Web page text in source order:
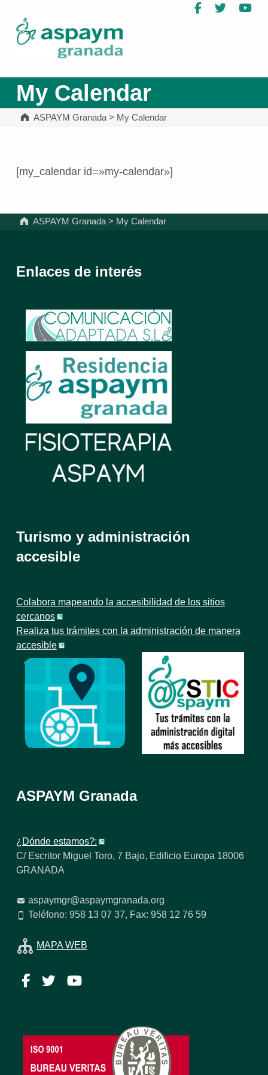
Facebook
Twitter
My Calendar
ASPAYM Granada> My Calendar
[my_calendar id=»my-calendar»]
ASPAYM Granada > My Calendar
Enlaces de interés
Turismo y administración
accesible
Colabora mapeando la accesibilidad de los sitios
cercanos
Realiza tus trámites con la administración de manera
accesible
ASPAYM Granada
¿Dónde estamos?:
C/ Escritor Miguel Toro, 7 Bajo, Edificio Europa 18006
GRANADA
aspaymgr@aspaymgranada.org
Teléfono: 958 13 07 37, Fax: 958 12 76 59
MAPA WEB
Facebook
TwitterYouTube